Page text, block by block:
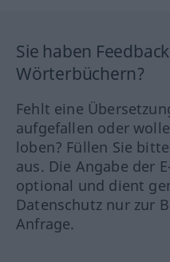
Sie haben
Wörterbüchern?
Fehlt eine
aufgefallen oder
loben? Füllen Sie
aus. Die Angabe der
optional und dient
Datenschutz nur zur
Anfrage.